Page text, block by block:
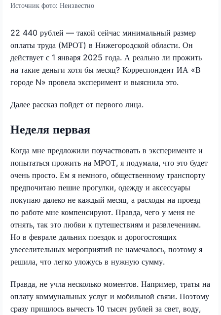
Источник фото: Неизвестно
22 440 рублей — такой сейчас минимальный размер
оплаты труда (МРОТ) в Нижегородской области. Он
действует с 1 января 2025 года. А реально ли прожить
на такие деньги хотя бы месяц? Корреспондент ИА «В
городе N» провела эксперимент и выяснила это.
Далее рассказ пойдет от первого лица.
Неделя первая
Когда мне предложили поучаствовать в эксперименте и
попытаться прожить на МРОТ, я подумала, что это будет
очень просто. Ем я немного, общественному транспорту
предпочитаю пешие прогулки, одежду и аксессуары
покупаю далеко не каждый месяц, а расходы на проезд
по работе мне компенсируют. Правда, чего у меня не
отнять, так это любви к путешествиям и развлечениям.
Но в феврале дальних поездок и дорогостоящих
увеселительных мероприятий не намечалось, поэтому я
решила, что легко уложусь в нужную сумму.
Правда, не учла несколько моментов. Например, траты на
оплату коммунальных услуг и мобильной связи. Поэтому
сразу пришлось вычесть 10 тысяч рублей за свет, воду,